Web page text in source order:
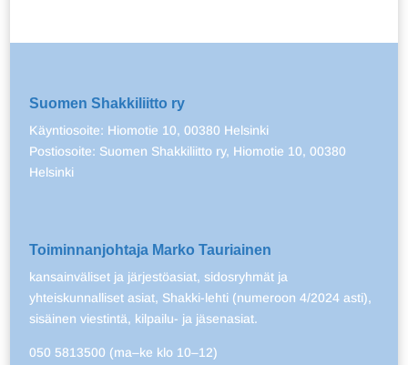
Suomen Shakkiliitto ry
Käyntiosoite: Hiomotie 10, 00380 Helsinki
Postiosoite: Suomen Shakkiliitto ry, Hiomotie 10, 00380
Helsinki
Toiminnanjohtaja Marko Tauriainen
kansainväliset ja järjestöasiat, sidosryhmät ja
yhteiskunnalliset asiat, Shakki-lehti (numeroon 4/2024 asti),
sisäinen viestintä, kilpailu- ja jäsenasiat.
050 5813500 (ma–ke klo 10–12)